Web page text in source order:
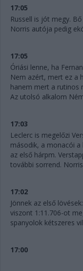
17:05
Russell is jót megy.
Norris autója pedig
17:05
Óriási lenne, ha
Nem azért, mert ez a
hanem mert a rutinos
Az utolsó alkalom
17:03
Leclerc is megelőzi
második, a monacói a
az első hárpm.
további sorrend.
17:02
Jönnek az első
viszont 1:11.706-ot
spanyolok kétszeres
17:00